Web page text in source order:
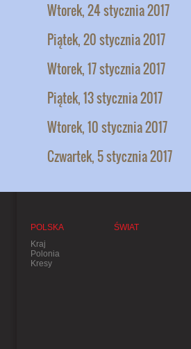
Wtorek, 24 stycznia 2017
Piątek, 20 stycznia 2017
Wtorek, 17 stycznia 2017
Piątek, 13 stycznia 2017
Wtorek, 10 stycznia 2017
Czwartek, 5 stycznia 2017
POLSKA
Kraj
Polonia
Kresy
ŚWIAT